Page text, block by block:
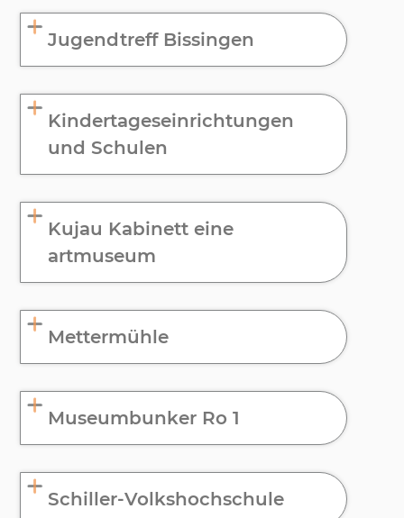
Jugendtreff Bissingen
Kindertageseinrichtungen
und Schulen
Kujau Kabinett eine
artmuseum
Mettermühle
Museumbunker Ro 1
Schiller-Volkshochschule